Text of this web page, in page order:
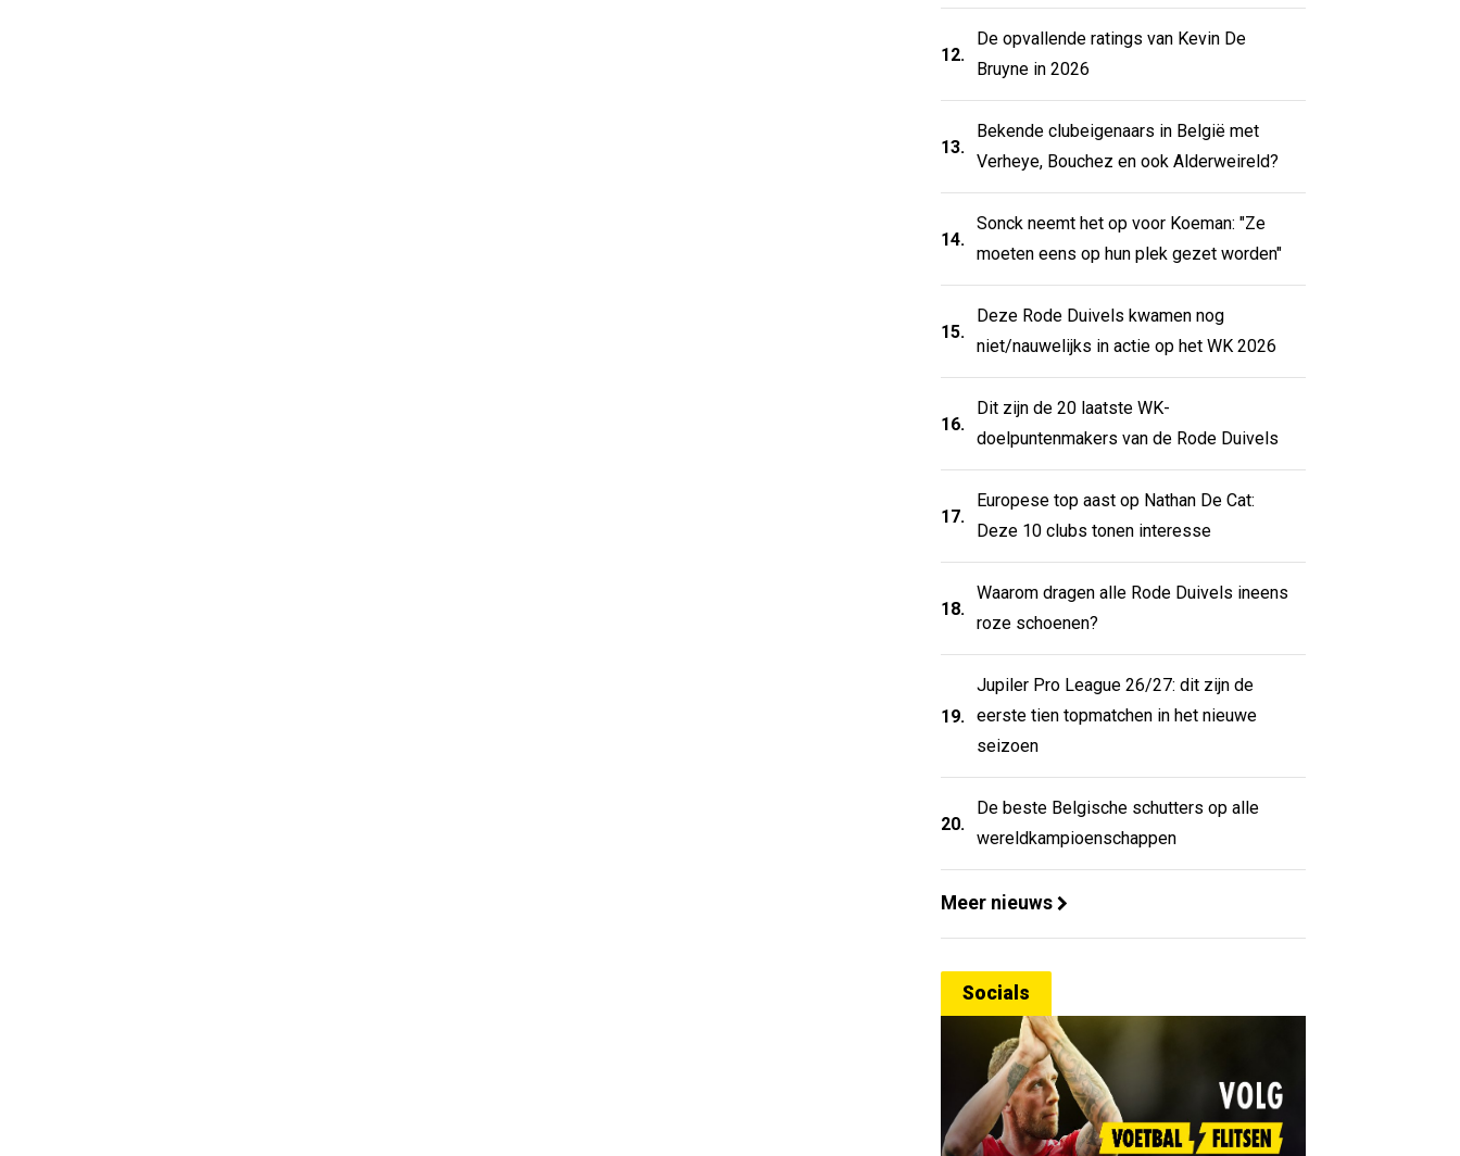
12.
De opvallende ratings van Kevin De
Bruyne in 2026
13.
Bekende clubeigenaars in België met
Verheye, Bouchez en ook Alderweireld?
14.
Sonck neemt het op voor Koeman: "Ze
moeten eens op hun plek gezet worden"
15.
Deze Rode Duivels kwamen nog
niet/nauwelijks in actie op het WK 2026
16.
Dit zijn de 20 laatste WK-
doelpuntenmakers van de Rode Duivels
17.
Europese top aast op Nathan De Cat:
Deze 10 clubs tonen interesse
18.
Waarom dragen alle Rode Duivels ineens
roze schoenen?
19.
Jupiler Pro League 26/27: dit zijn de
eerste tien topmatchen in het nieuwe
seizoen
20.
De beste Belgische schutters op alle
wereldkampioenschappen
Meer nieuws
Socials